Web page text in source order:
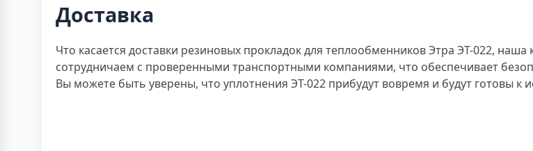
Доставка
Что касается доставки резиновых прокладок для теплообменников Этра ЭТ-022,
сотрудничаем с проверенными транспортными компаниями, что обеспечивает
Вы можете быть уверены, что уплотнения ЭТ-022 прибудут вовремя и будут готовы к